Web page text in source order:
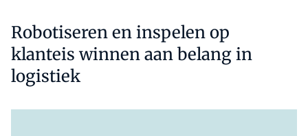
Robotiseren en inspelen op
klanteis winnen aan belang in
logistiek